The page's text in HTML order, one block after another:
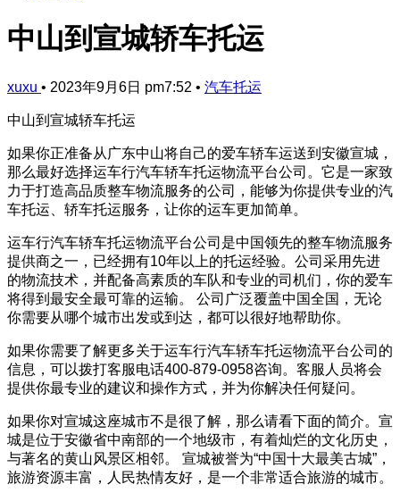
中山到宣城轿车托运
xuxu • 2023年9月6日 pm7:52 • 汽车托运
中山到宣城轿车托运
如果你正准备从广东中山将自己的爱车轿车运送到安徽宣城，
那么最好选择运车行汽车轿车托运物流平台公司。它是一家致
力于打造高品质整车物流服务的公司，能够为你提供专业的汽
车托运、轿车托运服务，让你的运车更加简单。
运车行汽车轿车托运物流平台公司是中国领先的整车物流服务
提供商之一，已经拥有10年以上的托运经验。公司采用先进
的物流技术，并配备高素质的车队和专业的司机们，你的爱车
将得到最安全最可靠的运输。 公司广泛覆盖中国全国，无论
你需要从哪个城市出发或到达，都可以很好地帮助你。
如果你需要了解更多关于运车行汽车轿车托运物流平台公司的
信息，可以拨打客服电话400-879-0958咨询。客服人员将会
提供你最专业的建议和操作方式，并为你解决任何疑问。
如果你对宣城这座城市不是很了解，那么请看下面的简介。宣
城是位于安徽省中南部的一个地级市，有着灿烂的文化历史，
与著名的黄山风景区相邻。 宣城被誉为“中国十大最美古城”，
旅游资源丰富，人民热情友好，是一个非常适合旅游的城市。